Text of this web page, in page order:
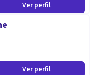
desarrollo (Autismo,
etc) y en los
edad adulta (Demencias,
Ver perfil
Ver perfil